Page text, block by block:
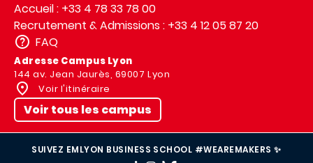
Accueil : +33 4 78 33 78 00
Recrutement & Admissions : +33 4 12 05 87 20
FAQ
Adresse Campus Lyon
144 av. Jean Jaurès, 69007 Lyon
Voir l'itinéraire
Voir tous les campus
SUIVEZ EMLYON BUSINESS SCHOOL #WEAREMAKERS ✨